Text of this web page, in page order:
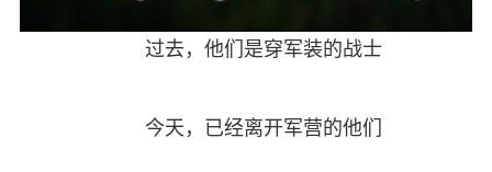
过去，他们是穿军装的战士
今天，已经离开军营的他们